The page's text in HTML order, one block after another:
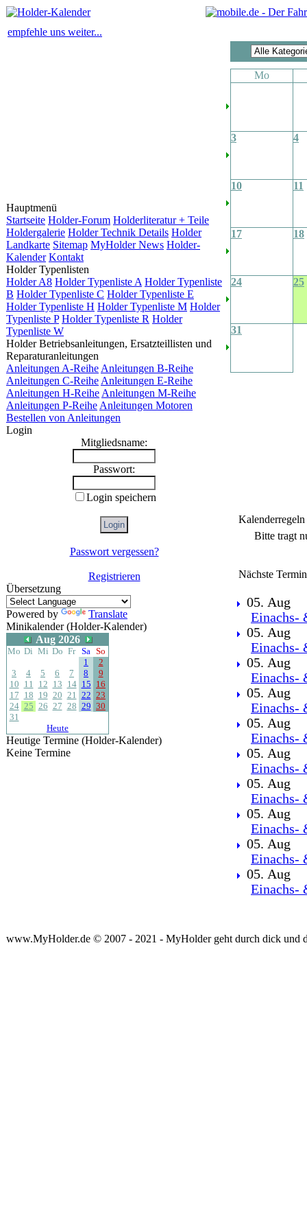
empfehle uns weiter...
Hauptmenü
Startseite Holder-Forum Holderliteratur + Teile
Holdergalerie Holder Technik Details Holder
Landkarte Sitemap MyHolder News Holder-
Kalender Kontakt
Holder Typenlisten
Holder A8 Holder Typenliste A Holder Typenliste
B Holder Typenliste C Holder Typenliste E
Holder Typenliste H Holder Typenliste M Holder
Typenliste P Holder Typenliste R Holder
Typenliste W
Holder Betriebsanleitungen, Ersatzteillisten und
Reparaturanleitungen
Anleitungen A-Reihe Anleitungen B-Reihe
Anleitungen C-Reihe Anleitungen E-Reihe
Anleitungen H-Reihe Anleitungen M-Reihe
Anleitungen P-Reihe Anleitungen Motoren
Bestellen von Anleitungen
Login
Mitgliedsname:
Passwort:
Login speichern
Passwort vergessen?
Registrieren
Übersetzung
Powered by
Translate
Minikalender (Holder-Kalender)
Aug 2026
Mo Di Mi Do Fr Sa So
1
2
3
4 5 6 7 8
9
10 11 12 13 14 15 16
17 18 19 20 21 22 23
24 25 26 27 28 29 30
31
Heute
Heutige Termine (Holder-Kalender)
Keine Termine
Mo
3 4
10 11
17 18
24 25
31
Kalenderregeln
Bitte tragt
Nächste
05. Aug
Einachs-
05. Aug
Einachs-
05. Aug
Einachs-
05. Aug
Einachs-
05. Aug
Einachs-
05. Aug
Einachs-
05. Aug
Einachs-
05. Aug
Einachs-
05. Aug
Einachs-
05. Aug
Einachs-
www.MyHolder.de © 2007 - 2021 - MyHolder geht durch dick und